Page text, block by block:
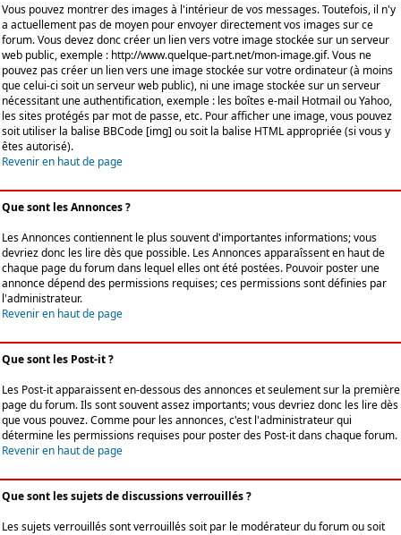
Vous pouvez montrer des images à l'intérieur de vos messages. Toutefois, il n'y
a actuellement pas de moyen pour envoyer directement vos images sur ce
forum. Vous devez donc créer un lien vers votre image stockée sur un serveur
web public, exemple : http://www.quelque-part.net/mon-image.gif. Vous ne
pouvez pas créer un lien vers une image stockée sur votre ordinateur (à moins
que celui-ci soit un serveur web public), ni une image stockée sur un serveur
nécessitant une authentification, exemple : les boîtes e-mail Hotmail ou Yahoo,
les sites protégés par mot de passe, etc. Pour afficher une image, vous pouvez
soit utiliser la balise BBCode [img] ou soit la balise HTML appropriée (si vous y
êtes autorisé).
Revenir en haut de page
Que sont les Annonces ?
Les Annonces contiennent le plus souvent d'importantes informations; vous
devriez donc les lire dès que possible. Les Annonces apparaîssent en haut de
chaque page du forum dans lequel elles ont été postées. Pouvoir poster une
annonce dépend des permissions requises; ces permissions sont définies par
l'administrateur.
Revenir en haut de page
Que sont les Post-it ?
Les Post-it apparaissent en-dessous des annonces et seulement sur la première
page du forum. Ils sont souvent assez importants; vous devriez donc les lire dès
que vous pouvez. Comme pour les annonces, c'est l'administrateur qui
détermine les permissions requises pour poster des Post-it dans chaque forum.
Revenir en haut de page
Que sont les sujets de discussions verrouillés ?
Les sujets verrouillés sont verrouillés soit par le modérateur du forum ou soit